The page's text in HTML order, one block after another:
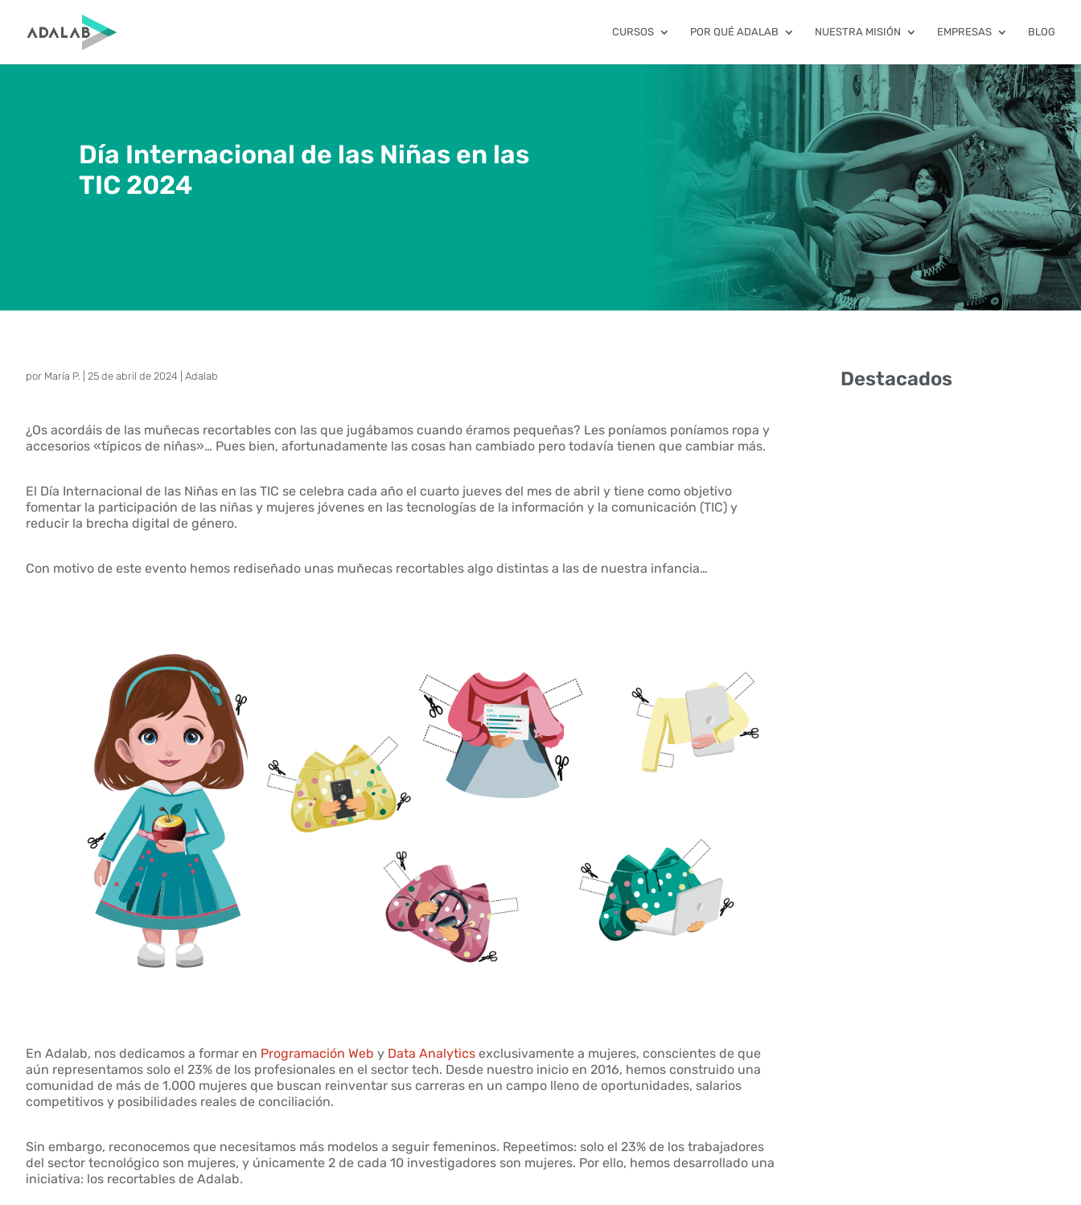
CURSOS POR QUÉ ADALAB NUESTRA MISIÓN EMPRESAS BLOG
Día Internacional de las Niñas en las
TIC 2024
por María P. 25 de abril de 2024 Adalab
¿Os acordáis de las muñecas recortables con las que jugábamos cuando éramos pequeñas? Les poníamos poníamos ropa y
accesorios «típicos de niñas»… Pues bien, afortunadamente las cosas han cambiado pero todavía tienen que cambiar más.
El Día Internacional de las Niñas en las TIC se celebra cada año el cuarto jueves del mes de abril y tiene como objetivo
fomentar la participación de las niñas y mujeres jóvenes en las tecnologías de la información y la comunicación (TIC) y
reducir la brecha digital de género.
Con motivo de este evento hemos rediseñado unas muñecas recortables algo distintas a las de nuestra infancia…
En Adalab, nos dedicamos a formar en Programación Web y Data Analytics exclusivamente a mujeres, conscientes de que
aún representamos solo el 23% de los profesionales en el sector tech. Desde nuestro inicio en 2016, hemos construido una
comunidad de más de 1.000 mujeres que buscan reinventar sus carreras en un campo lleno de oportunidades, salarios
competitivos y posibilidades reales de conciliación.
Sin embargo, reconocemos que necesitamos más modelos a seguir femeninos. Repeetimos: solo el 23% de los trabajadores
del sector tecnológico son mujeres, y únicamente 2 de cada 10 investigadores son mujeres. Por ello, hemos desarrollado una
iniciativa: los recortables de Adalab.
Destacados